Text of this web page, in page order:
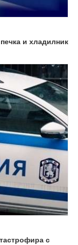
и хладилник
с